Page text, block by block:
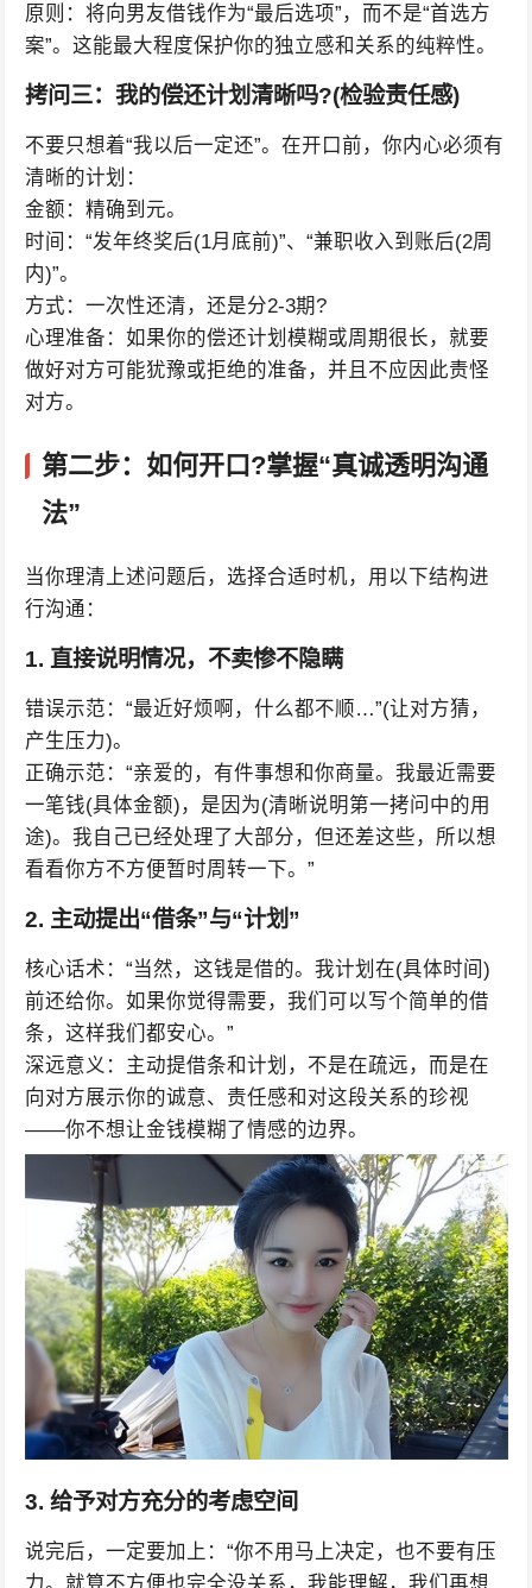
原则：将向男友借钱作为“最后选项”，而不是“首选方
案”。这能最大程度保护你的独立感和关系的纯粹性。
拷问三：我的偿还计划清晰吗?(检验责任感)
不要只想着“我以后一定还”。在开口前，你内心必须有
清晰的计划：
金额：精确到元。
时间：“发年终奖后(1月底前)”、“兼职收入到账后(2周
内)”。
方式：一次性还清，还是分2-3期?
心理准备：如果你的偿还计划模糊或周期很长，就要
做好对方可能犹豫或拒绝的准备，并且不应因此责怪
对方。
第二步：如何开口?掌握“真诚透明沟通
法”
当你理清上述问题后，选择合适时机，用以下结构进
行沟通：
1. 直接说明情况，不卖惨不隐瞒
错误示范：“最近好烦啊，什么都不顺…”(让对方猜，
产生压力)。
正确示范：“亲爱的，有件事想和你商量。我最近需要
一笔钱(具体金额)，是因为(清晰说明第一拷问中的用
途)。我自己已经处理了大部分，但还差这些，所以想
看看你方不方便暂时周转一下。”
2. 主动提出“借条”与“计划”
核心话术：“当然，这钱是借的。我计划在(具体时间)
前还给你。如果你觉得需要，我们可以写个简单的借
条，这样我们都安心。”
深远意义：主动提借条和计划，不是在疏远，而是在
向对方展示你的诚意、责任感和对这段关系的珍视
——你不想让金钱模糊了情感的边界。
3. 给予对方充分的考虑空间
说完后，一定要加上：“你不用马上决定，也不要有压
力。就算不方便也完全没关系，我能理解，我们再想